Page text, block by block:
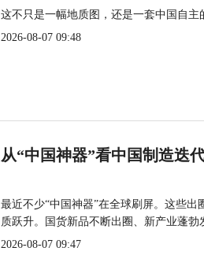
这不只是一幅地质图，还是一套中国自主
2026-08-07 09:48
从“中国神器”看中国制造迭
最近不少“中国神器”在全球刷屏。这些
质跃升。国货新品不断出圈、新产业蓬勃
2026-08-07 09:47